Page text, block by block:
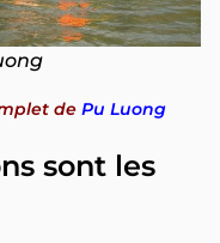
de Pu Luong
sont les